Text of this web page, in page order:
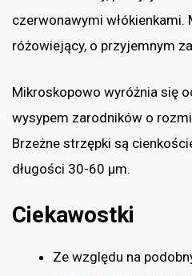
czerwonawymi włókienkami.
różowiejący, o przyjemnym
Mikroskopowo wyróżnia się
wysypem zarodników o
Brzeżne strzępki są
długości 30-60 μm.
Ciekawostki
Ze względu na